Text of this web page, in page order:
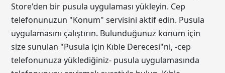
Store'den bir pusula uygulaması yükleyin. Cep
telefonunuzun "Konum" servisini aktif edin. Pusula
uygulamasını çalıştırın. Bulunduğunuz konum için
size sunulan "Pusula için Kıble Derecesi"ni, -cep
telefonunuza yüklediğiniz- pusula uygulamasında